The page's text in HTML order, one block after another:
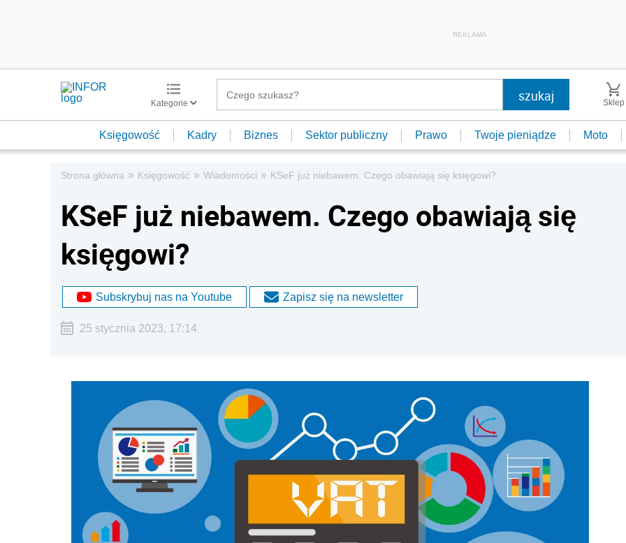
REKLAMA
Kategorie Sklep
Księgowość Kadry Biznes Sektor publiczny Prawo Twoje pieniądze Moto
Strona główna » Księgowość » Wiadomości » KSeF już niebawem. Czego obawiają się księgowi?
KSeF już niebawem. Czego obawiają się
księgowi?
Subskrybuj nas na Youtube Zapisz się na newsletter
25 stycznia 2023, 17:14